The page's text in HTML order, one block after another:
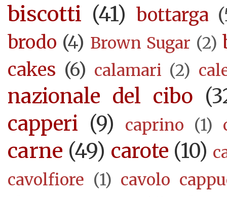
biscotti (41) bottarga
brodo (4) Brown Sugar (2)
cakes (6) calamari (2)
nazionale del cibo
capperi (9) caprino (1)
carne (49) carote (10)
cavolfiore (1) cavolo